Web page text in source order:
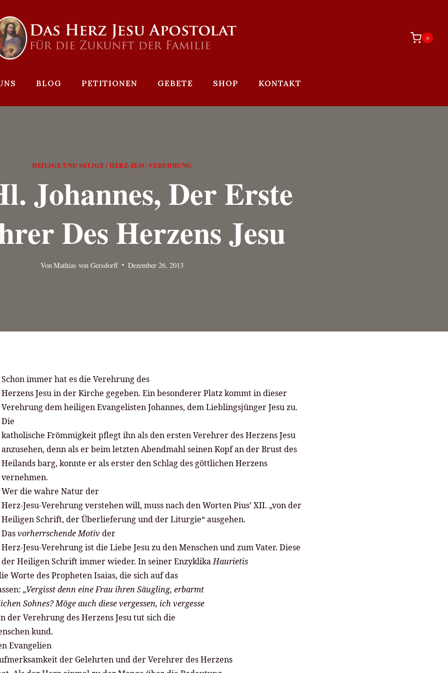
0
BLOG PETITIONEN GEBETE SHOP KONTAKT
HEILIGE UND SELIGE |HERZ-JESU-VEREHRUNG
Johannes, Der Erste
Des Herzens Jesu
Von Mathias von Gersdorff Dezember 26, 2013
Schon immer hat es die Verehrung des
Herzens Jesu in der Kirche gegeben. Ein besonderer Platz kommt in dieser
Verehrung dem heiligen Evangelisten Johannes, dem Lieblingsjünger Jesu zu.
Die
katholische Frömmigkeit pflegt ihn als den ersten Verehrer des Herzens Jesu
anzusehen, denn als er beim letzten Abendmahl seinen Kopf an der Brust des
Heilands barg, konnte er als erster den Schlag des göttlichen Herzens
vernehmen.
Wer die wahre Natur der
Herz-Jesu-Verehrung verstehen will, muss nach den Worten Pius’ XII. „von der
Heiligen Schrift, der Überlieferung und der Liturgie“ ausgehen.
Dasvorherrschende Motiv der
Herz-Jesu-Verehrung ist die Liebe Jesu zu den Menschen und zum Vater. Diese
Heiligen Schrift immer wieder. In seiner EnzyklikaHaurietis
Worte des Propheten Isaias, die sich auf das
„Vergisst denn eine Frau ihren Säugling, erbarmt
Sohnes? Möge auch diese vergessen, ich vergesse
der Verehrung des Herzens Jesu tut sich die
kund.
Evangelien
der Gelehrten und der Verehrer des Herzens